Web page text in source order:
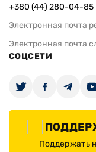
+380 (44) 280-04-85
Электронная почта
Электронная почта
СОЦСЕТИ
Поддержать